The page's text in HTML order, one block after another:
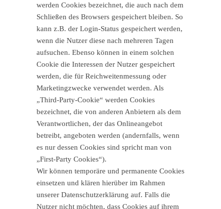
werden Cookies bezeichnet, die auch nach dem
Schließen des Browsers gespeichert bleiben. So
kann z.B. der Login-Status gespeichert werden,
wenn die Nutzer diese nach mehreren Tagen
aufsuchen. Ebenso können in einem solchen
Cookie die Interessen der Nutzer gespeichert
werden, die für Reichweitenmessung oder
Marketingzwecke verwendet werden. Als
„Third-Party-Cookie“ werden Cookies
bezeichnet, die von anderen Anbietern als dem
Verantwortlichen, der das Onlineangebot
betreibt, angeboten werden (andernfalls, wenn
es nur dessen Cookies sind spricht man von
„First-Party Cookies“).
Wir können temporäre und permanente Cookies
einsetzen und klären hierüber im Rahmen
unserer Datenschutzerklärung auf. Falls die
Nutzer nicht möchten, dass Cookies auf ihrem